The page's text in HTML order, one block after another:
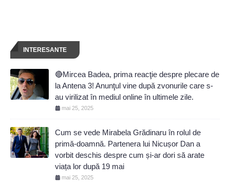
INTERESANTE
🔴Mircea Badea, prima reacţie despre plecare de
la Antena 3! Anunţul vine după zvonurile care s-
au virilizat în mediul online în ultimele zile.
mai 25, 2025
Cum se vede Mirabela Grădinaru în rolul de
primă-doamnă. Partenera lui Nicușor Dan a
vorbit deschis despre cum și-ar dori să arate
viața lor după 19 mai
mai 25, 2025